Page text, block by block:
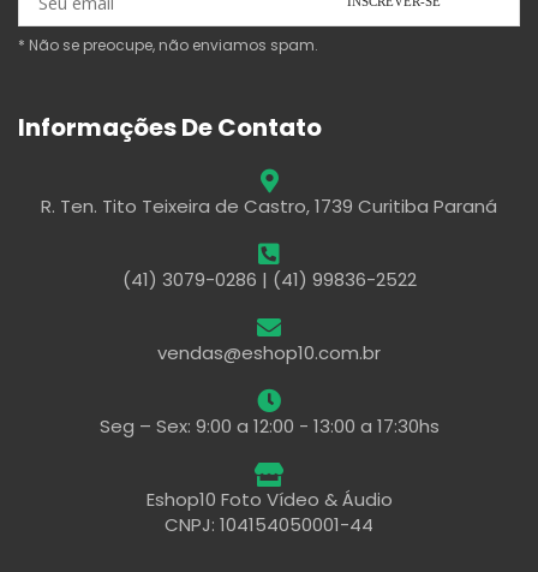
* Não se preocupe, não enviamos spam.
Informações De Contato
R. Ten. Tito Teixeira de Castro, 1739 Curitiba Paraná
(41) 3079-0286 | (41) 99836-2522
vendas@eshop10.com.br
Seg – Sex: 9:00 a 12:00 - 13:00 a 17:30hs
Eshop10 Foto Vídeo & Áudio
CNPJ: 104154050001-44